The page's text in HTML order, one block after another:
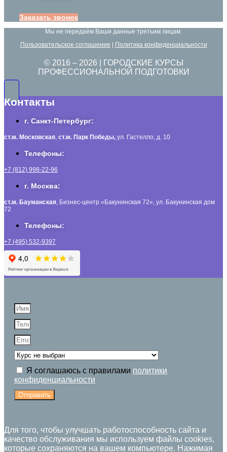
Заказать звонок
Мы не передаём Ваши данные третьим лицам.
Пользовательское соглашение
Политика конфиденциальности
© 2016 – 2026 | ГОРОДСКИЕ КУРСЫ
ПРОФЕССИОНАЛЬНОЙ ПОДГОТОВКИ
Контакты
г. Санкт-Петербург:
ст.м. Московская, ст.м. Парк Победы, ул. Гастелло, д. 10
Телефоны:
+7 (812) 998-22-96
г. Москва:
ст.м. Бауманская, Бизнес-центр «Бакунинская 72», ул. Бакунинская дом
72
Телефоны:
+7 (495) 532-9397
Я соглашаюсь с правилами политики
конфиденциальности
Отправить
Для того, чтобы улучшать работоспособность сайта и
качество обслуживания мы используем файлы cookies,
которые сохраняются на вашем компьютере. Нажимая